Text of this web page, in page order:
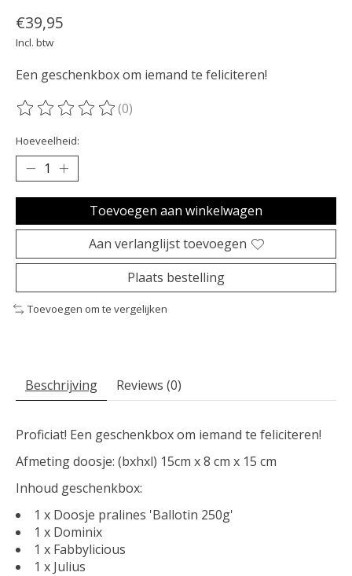
€39,95
Incl. btw
Een geschenkbox om iemand te feliciteren!
De beoordeling van dit product is
(0)
Hoeveelheid:
Toevoegen aan winkelwagen
Aan verlanglijst toevoegen
Plaats bestelling
Toevoegen om te vergelijken
Beschrijving Reviews (0)
Proficiat! Een geschenkbox om iemand te feliciteren!
Afmeting doosje: (bxhxl) 15cm x 8 cm x 15 cm
Inhoud geschenkbox:
1 x Doosje pralines 'Ballotin 250g'
1 x Dominix
1 x Fabbylicious
1 x Julius